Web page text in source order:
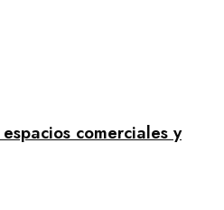
comerciales y